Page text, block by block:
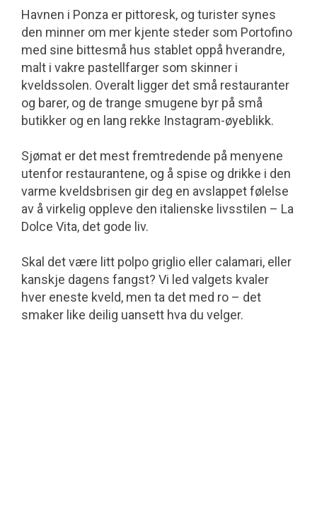
Havnen i Ponza er pittoresk, og turister synes
den minner om mer kjente steder som Portofino
med sine bittesmå hus stablet oppå hverandre,
malt i vakre pastellfarger som skinner i
kveldssolen. Overalt ligger det små restauranter
og barer, og de trange smugene byr på små
butikker og en lang rekke Instagram-øyeblikk.
Sjømat er det mest fremtredende på menyene
utenfor restaurantene, og å spise og drikke i den
varme kveldsbrisen gir deg en avslappet følelse
av å virkelig oppleve den italienske livsstilen – La
Dolce Vita, det gode liv.
Skal det være litt polpo griglio eller calamari, eller
kanskje dagens fangst? Vi led valgets kvaler
hver eneste kveld, men ta det med ro – det
smaker like deilig uansett hva du velger.